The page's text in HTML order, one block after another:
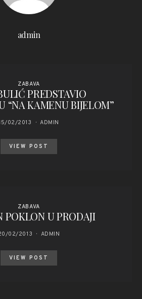
admin
ZABAVA
PREDSTAVIO
“NA KAMENU BIJELOM”
02/2013 ADMIN
VIEW POST
ZABAVA
POKLON U PRODAJI
02/2013 ADMIN
VIEW POST